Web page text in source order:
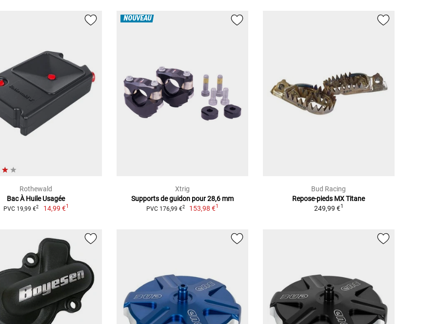
Rothewald
Bac À Huile Usagée
PVC 19,99 €2 14,99 €1
NOUVEAU
Xtrig
Supports de guidon pour 28,6 mm
PVC 176,99 €2 153,98 €1
Bud Racing
Repose-pieds MX Titane
249,99 €1